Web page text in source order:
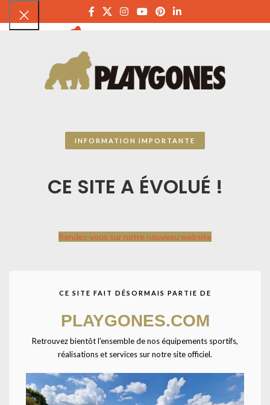
INFORMATION IMPORTANTE
CE SITE A ÉVOLUÉ !
Rendez-vous sur notre nouveau website
CE SITE FAIT DÉSORMAIS PARTIE DE
PLAYGONES.COM
Retrouvez bientôt l'ensemble de nos équipements sportifs,
réalisations et services sur notre site officiel.
CATALOGUE SPORTPLAY Sports collectifs Volley-ball
Poteaux de volleyball entraînement et scolaire
entraînement – Acier – À
sceller – Ø90mm
entraînement – Acier –
Mobile – Ø76mm/Ø60mm